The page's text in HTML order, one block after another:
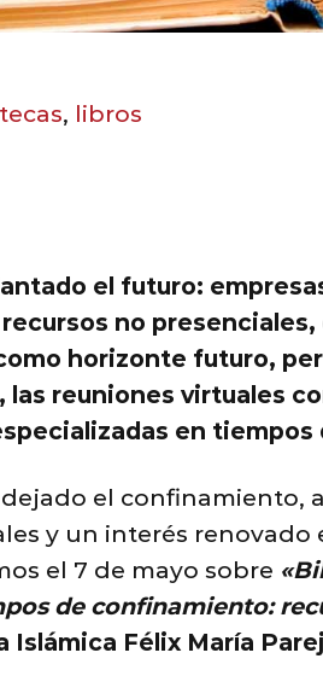
, libros
el futuro:
no
horizonte futuro,
reuniones virtuales
en tiempos
el confinamiento,
y un interés renovado
el 7 de mayo sobre
de confinamiento:
Islámica Félix María